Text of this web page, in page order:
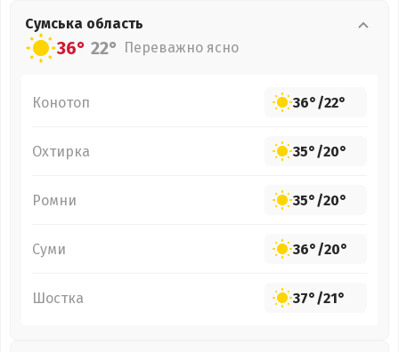
Сумська область
36° 22° Переважно ясно
Конотоп 36°/22°
Охтирка 35°/20°
Ромни 35°/20°
Суми 36°/20°
Шостка 37°/21°